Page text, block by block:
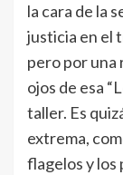
la cara de la
justicia en el
pero por una
ojos de esa
taller. Es
extrema,
flagelos y los